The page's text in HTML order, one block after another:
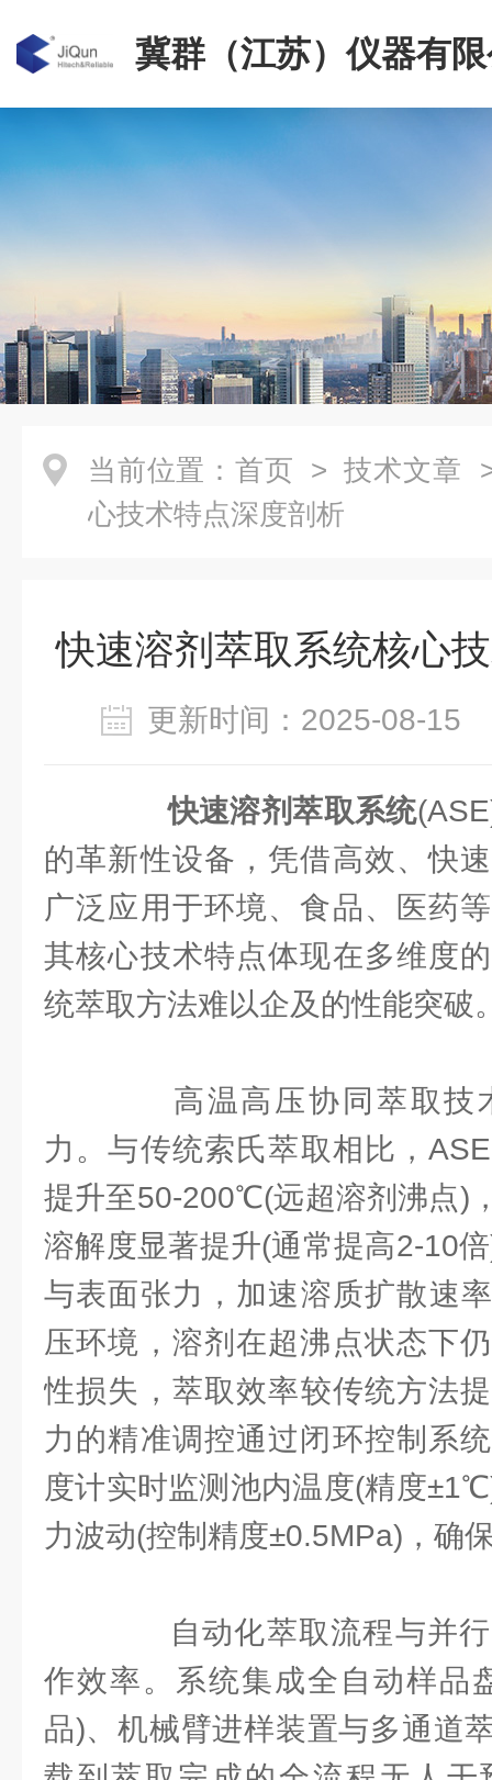
冀群（江苏）仪器有
当前位置： 首页 > 技术文章
心技术特点深度剖析
快速溶剂萃取系统核心
更新时间：2025-08-
快速溶剂萃取系统
的革新性设备，凭借高效、快
广泛应用于环境、食品、医药
其核心技术特点体现在多维度
统萃取方法难以企及的性能突破
高温高压协同萃取技
力。与传统索氏萃取相比，
提升至50-200℃(远超溶剂沸点)
溶解度显著提升(通常提高2-10
与表面张力，加速溶质扩散速
压环境，溶剂在超沸点状态下
性损失，萃取效率较传统方法
力的精准调控通过闭环控制系
度计实时监测池内温度(精度
力波动(控制精度±0.5MPa)，确
自动化萃取流程与并行
作效率。系统集成全自动样品
品)、机械臂进样装置与多通道